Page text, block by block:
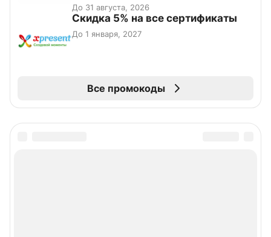
До 31 августа, 2026
Скидка 5% на все сертификаты
До 1 января, 2027
Все промокоды